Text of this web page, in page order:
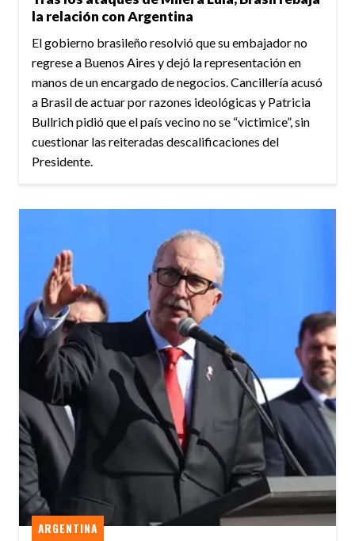
la relación con Argentina
El gobierno brasileño resolvió que su embajador no
regrese a Buenos Aires y dejó la representación en
manos de un encargado de negocios. Cancillería acusó
a Brasil de actuar por razones ideológicas y Patricia
Bullrich pidió que el país vecino no se “victimice”, sin
cuestionar las reiteradas descalificaciones del
Presidente.
ARGENTINA